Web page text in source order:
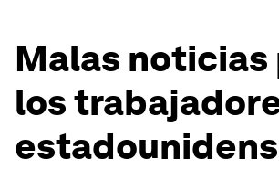
Malas noticias
los